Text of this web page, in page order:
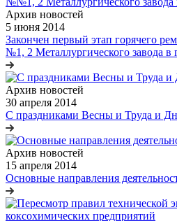
Архив новостей
5 июня 2014
Закончен первый этап горячего
№1, 2 Металлургического завода
Архив новостей
30 апреля 2014
С праздниками Весны и Труда и
Архив новостей
15 апреля 2014
Основные направления